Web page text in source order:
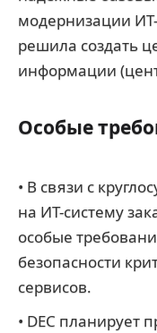
модернизации
решила создать
информации
Особые
• В связи с
на ИТ-систему
особые
безопасности
сервисов.
• DEC планирует